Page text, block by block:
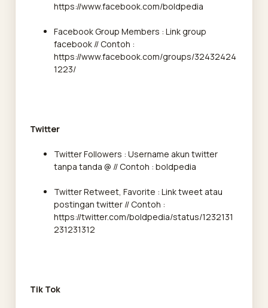
https://www.facebook.com/boldpedia
Facebook Group Members : Link group
facebook // Contoh :
https://www.facebook.com/groups/32432424
1223/
Twitter
Twitter Followers : Username akun twitter
tanpa tanda @ // Contoh : boldpedia
Twitter Retweet, Favorite : Link tweet atau
postingan twitter // Contoh :
https://twitter.com/boldpedia/status/1232131
231231312
Tik Tok